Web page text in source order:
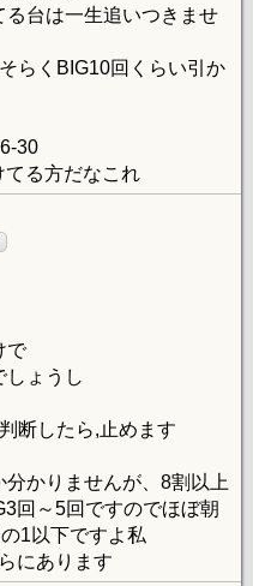
台は一生追いつきませ
らくBIG10回くらい引か
30
てる方だなこれ
で
しょうし
断したら,止めます
かりませんが、8割以上
回～5回ですのでほぼ朝
1以下ですよ私
にあります